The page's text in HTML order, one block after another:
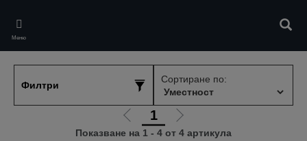
main
content
Меню
Филтри
Сортиране по:
Отиди
на
1
Отиди
на
Показване на 1 - 4 от 4 артикула